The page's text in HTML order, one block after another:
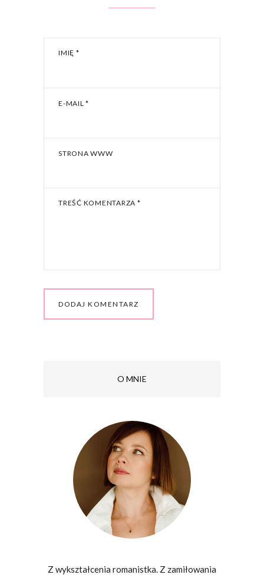
IMIĘ *
E-MAIL*
STRONA WWW
TREŚĆ KOMENTARZA *
O MNIE
Z wykształcenia romanistka. Z zamiłowania